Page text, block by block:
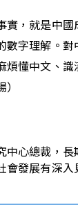
實，就是中
字理解。對
煩懂中文、
中心總裁，
發展有深入